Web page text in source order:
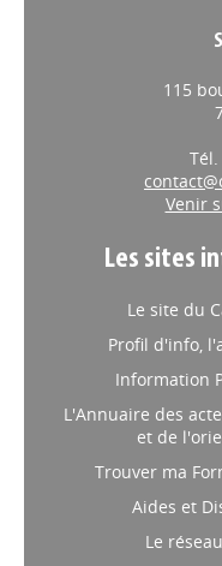
115
Venir
Les sites
Le site du
Profil d'info,
Information
L'Annuaire des
et de
Trouver ma
Aides et
Le